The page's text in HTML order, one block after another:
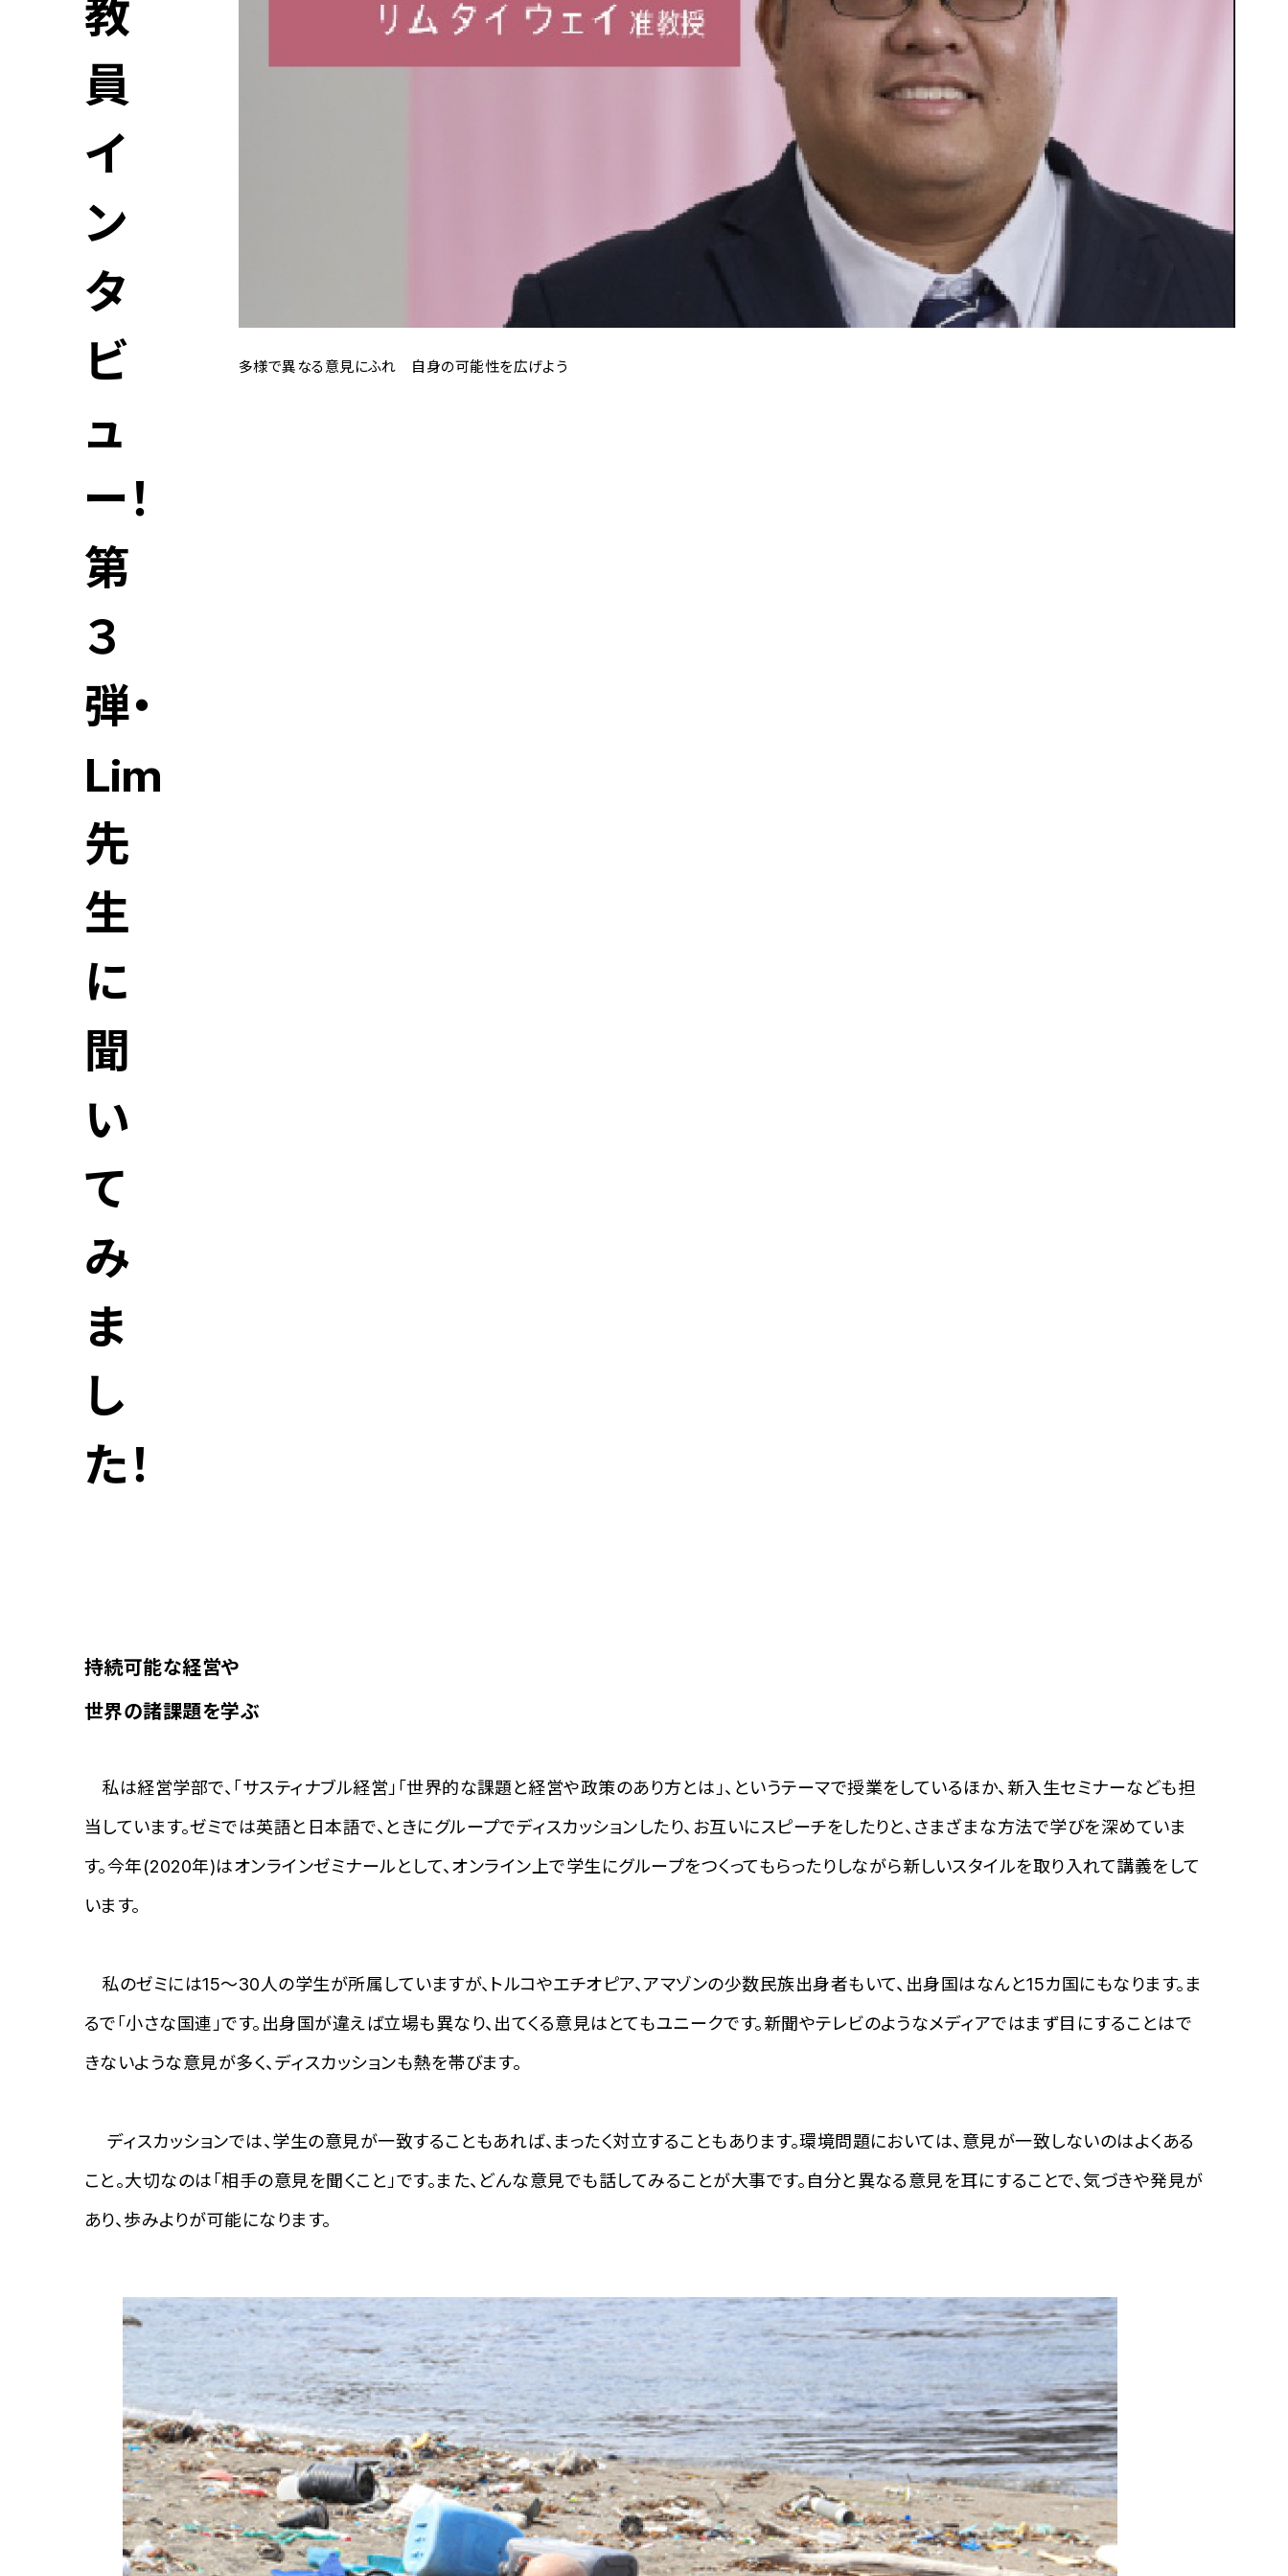
教
員
イ
ン
タ
ビ
ュ
ー！
第
３
弾・
Lim
先
生
に
聞
い
て
み
ま
し
た！
多様で異なる意見にふれ 自身の可能性を広げよう
持続可能な経営や
世界の諸課題を学ぶ
私は経営学部で、「サスティナブル経営」「世界的な課題と経営や政策のあり方とは」、というテーマで授業をしているほか、新入生セミナーなども担
当しています。ゼミでは英語と日本語で、ときにグループでディスカッションしたり、お互いにスピーチをしたりと、さまざまな方法で学びを深めていま
す。今年(2020年)はオンラインゼミナールとして、オンライン上で学生にグループをつくってもらったりしながら新しいスタイルを取り入れて講義をして
います。
私のゼミには15〜30人の学生が所属していますが、トルコやエチオピア、アマゾンの少数民族出身者もいて、出身国はなんと15カ国にもなります。ま
るで「小さな国連」です。出身国が違えば立場も異なり、出てくる意見はとてもユニークです。新聞やテレビのようなメディアではまず目にすることはで
きないような意見が多く、ディスカッションも熱を帯びます。
ディスカッションでは、学生の意見が一致することもあれば、まったく対立することもあります。環境問題においては、意見が一致しないのはよくある
こと。大切なのは「相手の意見を聞くこと」です。また、どんな意見でも話してみることが大事です。自分と異なる意見を耳にすることで、気づきや発見が
あり、歩みよりが可能になります。